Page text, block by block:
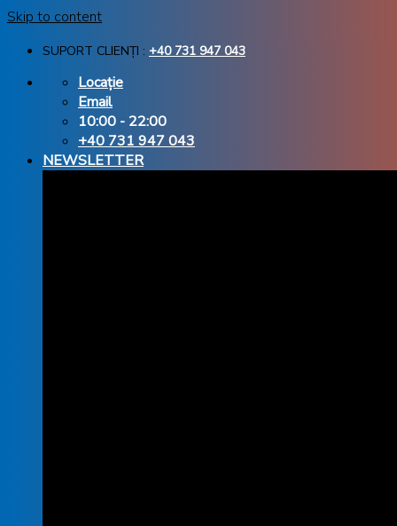
Skip to content
SUPORT CLIENȚI : +40 731 947 043
Locație
Email
10:00 - 22:00
+40 731 947 043
NEWSLETTER